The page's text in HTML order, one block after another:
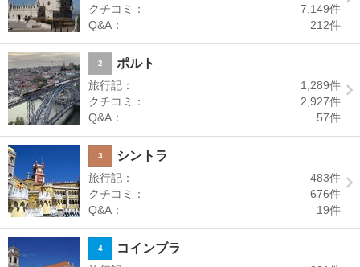
クチコミ：
7,149件
Q&A：
212件
2 ポルト
旅行記： 1,289件
クチコミ：
2,927件
Q&A：
57件
3 シントラ
旅行記： 483件
クチコミ：
676件
Q&A：
19件
4 コインブラ